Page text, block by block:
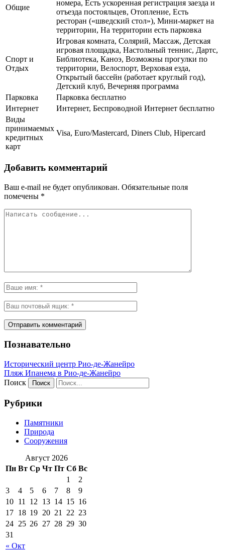
Общие
номера, Есть ускоренная регистрация заезда и
отъезда постояльцев, Отопление, Есть
ресторан («шведский стол»), Мини-маркет на
территории, На территории есть парковка
Спорт и
Отдых
Игровая комната, Солярий, Массаж, Детская
игровая площадка, Настольный теннис, Дартс,
Библиотека, Каноэ, Возможны прогулки по
территории, Велоспорт, Верховая езда,
Открытый бассейн (работает круглый год),
Детский клуб, Вечерняя программа
Парковка
Парковка бесплатно
Интернет
Интернет, Беспроводной Интернет бесплатно
Виды
принимаемых
кредитных
карт
Visa, Euro/Mastercard, Diners Club, Hipercard
Добавить комментарий
Ваш e-mail не будет опубликован. Обязательные поля
помечены *
Познавательно
Исторический центр Рио-де-Жанейро
Пляж Ипанема в Рио-де-Жанейро
Поиск
Рубрики
Памятники
Природа
Сооружения
Август 2026
Пн Вт Ср Чт Пт Сб Вс
« Окт
1
2
3
4 5 6 7 8
9
10 11 12 13 14 15 16
17 18 19 20 21 22 23
24 25 26 27 28 29 30
31